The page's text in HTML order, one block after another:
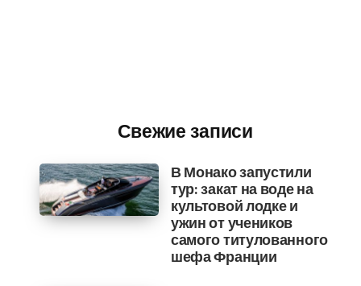
Свежие записи
В Монако запустили
тур: закат на воде на
культовой лодке и
ужин от учеников
самого титулованного
шефа Франции